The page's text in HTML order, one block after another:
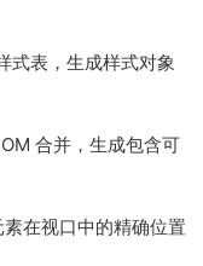
式表，生成样式对象
合并，生成包含可
素在视口中的精确位置